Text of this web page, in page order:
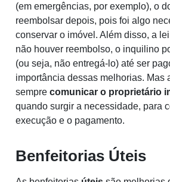
(em emergências, por exemplo), o
reembolsar depois, pois foi algo
conservar o imóvel. Além disso, a
não houver reembolso, o inquilino
(ou seja, não entregá-lo) até ser
importância dessas melhorias. Mas
sempre comunicar o proprietário
quando surgir a necessidade, para
execução e o pagamento.
Benfeitorias Úteis